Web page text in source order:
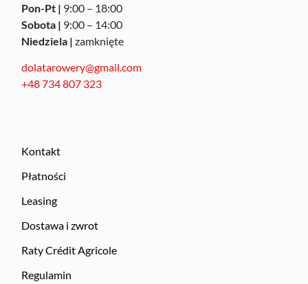
Pon-Pt | 9:00 – 18:00
Sobota | 9:00 – 14:00
Niedziela |zamknięte
dolatarowery@gmail.com
+48 734 807 323
Kontakt
Płatności
Leasing
Dostawa i zwrot
Raty Crédit Agricole
Regulamin